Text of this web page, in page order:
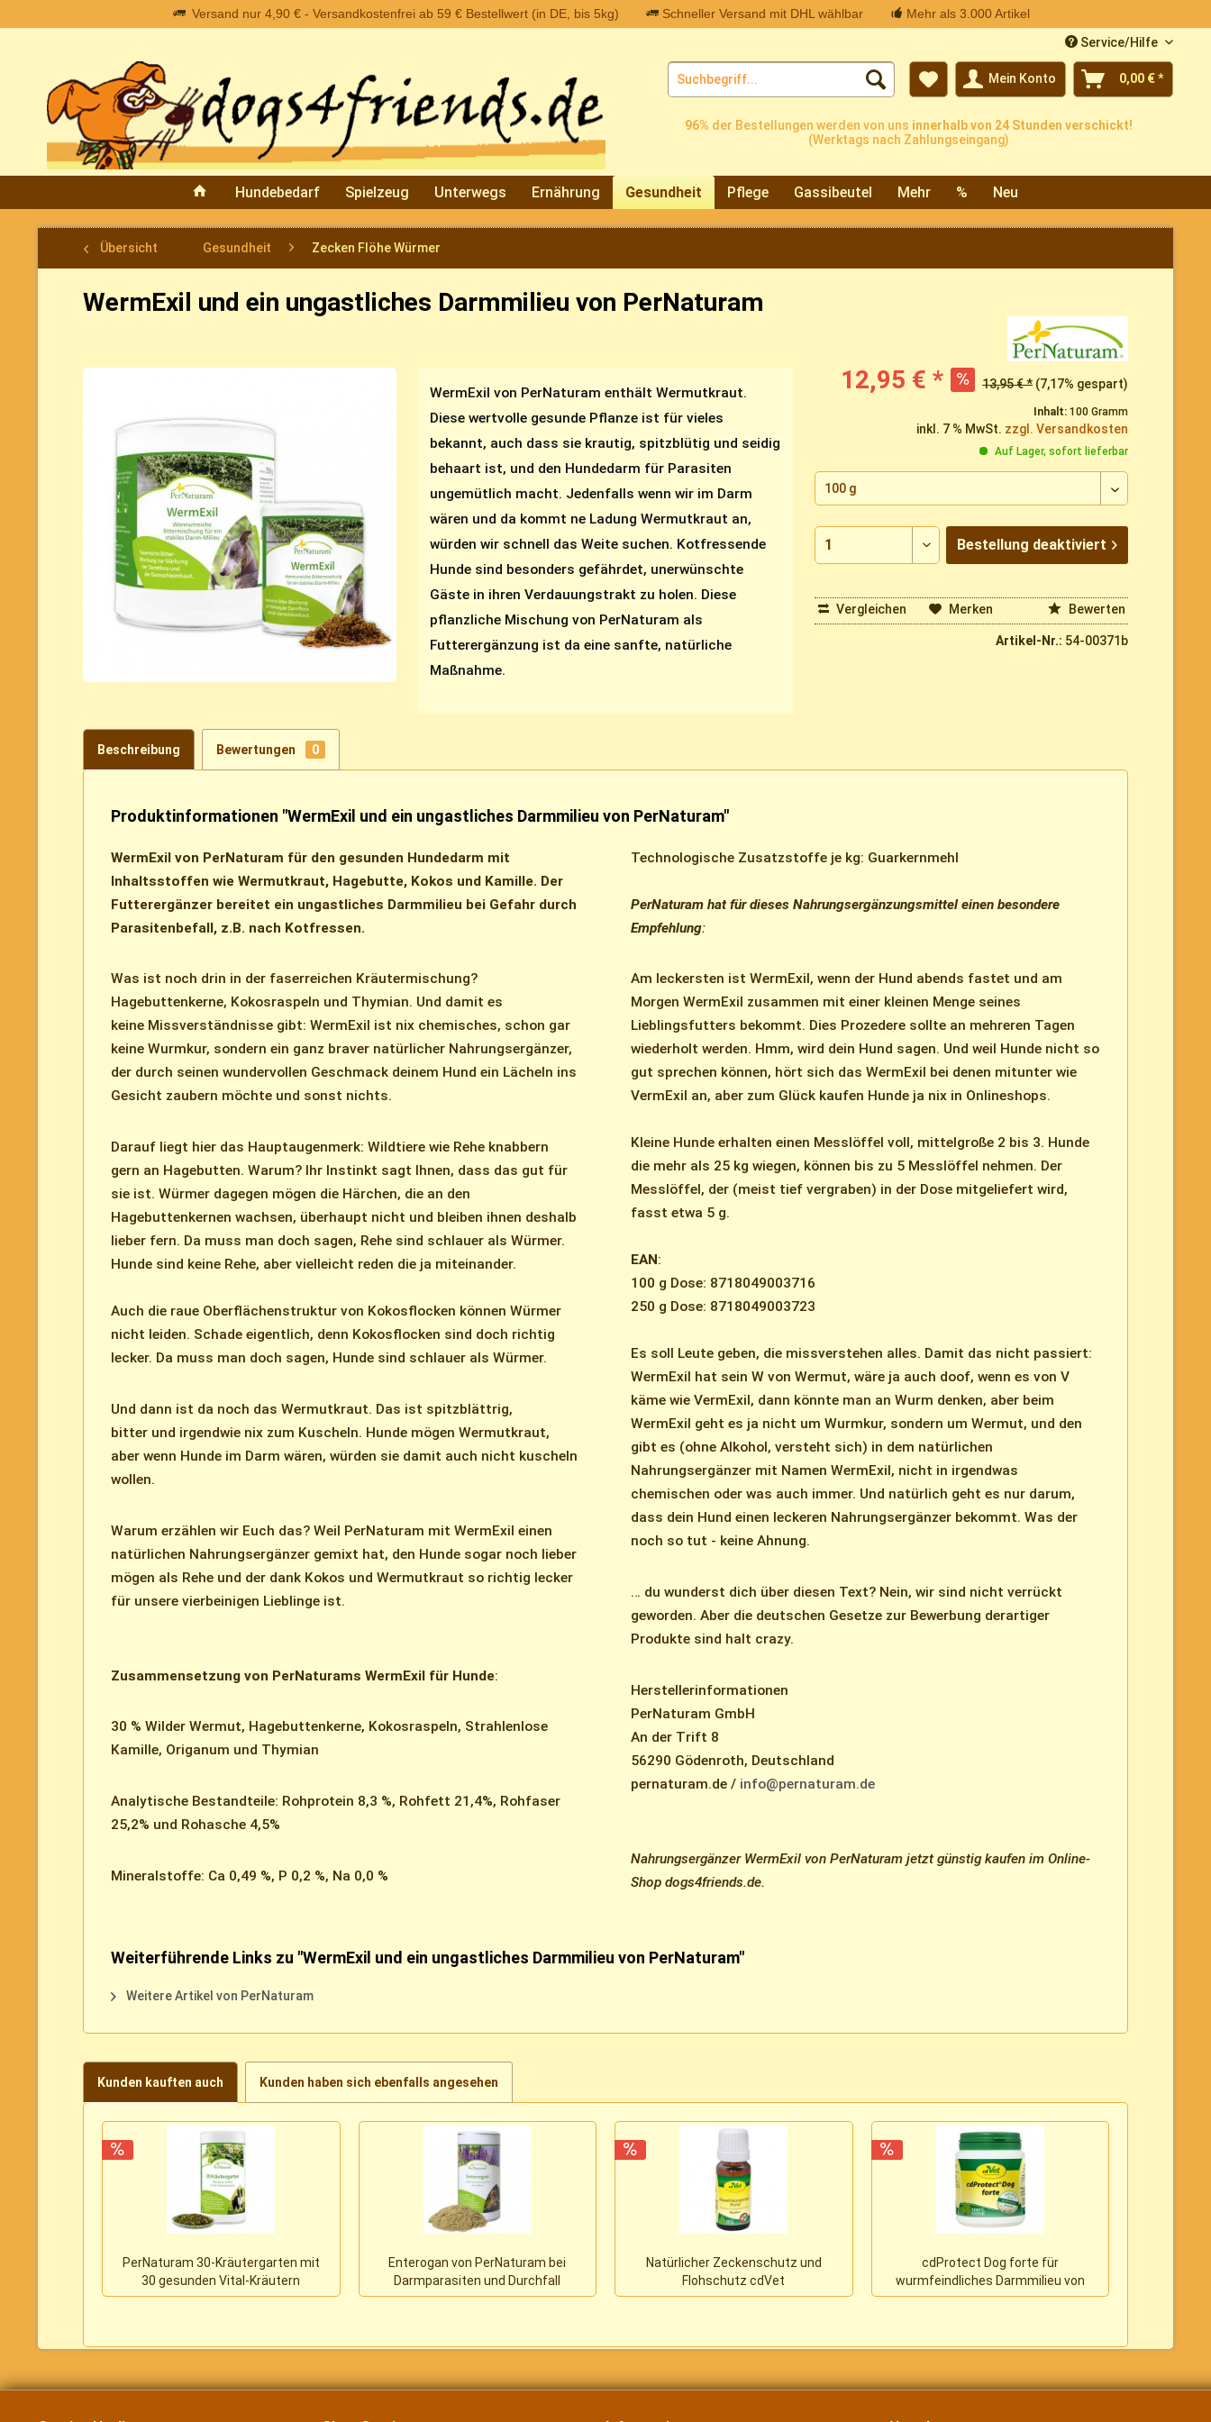
Versand nur 4,90 € - Versandkostenfrei ab 59 € Bestellwert (in DE, bis 5kg) Schneller Versand mit DHL wählbar
Mehr als 3.000 Artikel
Service/Hilfe
Mein Konto 0,00 € *
96% der Bestellungen werden von uns innerhalb von 24 Stunden verschickt!
(Werktags nach Zahlungseingang)
Hundebedarf Spielzeug Unterwegs Ernährung Gesundheit Pflege Gassibeutel Mehr % Neu
Übersicht Gesundheit Zecken Flöhe Würmer
WermExil und ein ungastliches Darmmilieu von PerNaturam
WermExil von PerNaturam enthält Wermutkraut.
Diese wertvolle gesunde Pflanze ist für vieles
bekannt, auch dass sie krautig, spitzblütig und seidig
behaart ist, und den Hundedarm für Parasiten
ungemütlich macht. Jedenfalls wenn wir im Darm
wären und da kommt ne Ladung Wermutkraut an,
würden wir schnell das Weite suchen. Kotfressende
Hunde sind besonders gefährdet, unerwünschte
Gäste in ihren Verdauungstrakt zu holen. Diese
pflanzliche Mischung von PerNaturam als
Futterergänzung ist da eine sanfte, natürliche
Maßnahme.
12,95 € * 13,95 € * (7,17% gespart)
Inhalt: 100 Gramm
inkl. 7 % MwSt. zzgl. Versandkosten
Auf Lager, sofort lieferbar
Bestellung deaktiviert
Vergleichen Merken Bewerten
Artikel-Nr.: 54-00371b
Beschreibung Bewertungen 0
Produktinformationen "WermExil und ein ungastliches Darmmilieu von PerNaturam"
WermExil von PerNaturam für den gesunden Hundedarm mit
Inhaltsstoffen wie Wermutkraut, Hagebutte, Kokos und Kamille. Der
Futterergänzer bereitet ein ungastliches Darmmilieu bei Gefahr durch
Parasitenbefall, z.B. nach Kotfressen.
Was ist noch drin in der faserreichen Kräutermischung?
Hagebuttenkerne, Kokosraspeln und Thymian. Und damit es
keine Missverständnisse gibt: WermExil ist nix chemisches, schon gar
keine Wurmkur, sondern ein ganz braver natürlicher Nahrungsergänzer,
der durch seinen wundervollen Geschmack deinem Hund ein Lächeln ins
Gesicht zaubern möchte und sonst nichts.
Darauf liegt hier das Hauptaugenmerk: Wildtiere wie Rehe knabbern
gern an Hagebutten. Warum? Ihr Instinkt sagt Ihnen, dass das gut für
sie ist. Würmer dagegen mögen die Härchen, die an den
Hagebuttenkernen wachsen, überhaupt nicht und bleiben ihnen deshalb
lieber fern. Da muss man doch sagen, Rehe sind schlauer als Würmer.
Hunde sind keine Rehe, aber vielleicht reden die ja miteinander.
Auch die raue Oberflächenstruktur von Kokosflocken können Würmer
nicht leiden. Schade eigentlich, denn Kokosflocken sind doch richtig
lecker. Da muss man doch sagen, Hunde sind schlauer als Würmer.
Und dann ist da noch das Wermutkraut. Das ist spitzblättrig,
bitter und irgendwie nix zum Kuscheln. Hunde mögen Wermutkraut,
aber wenn Hunde im Darm wären, würden sie damit auch nicht kuscheln
wollen.
Warum erzählen wir Euch das? Weil PerNaturam mit WermExil einen
natürlichen Nahrungsergänzer gemixt hat, den Hunde sogar noch lieber
mögen als Rehe und der dank Kokos und Wermutkraut so richtig lecker
für unsere vierbeinigen Lieblinge ist.
Zusammensetzung von PerNaturams WermExil für Hunde:
30 % Wilder Wermut, Hagebuttenkerne, Kokosraspeln, Strahlenlose
Kamille, Origanum und Thymian
Analytische Bestandteile: Rohprotein 8,3 %, Rohfett 21,4%, Rohfaser
25,2% und Rohasche 4,5%
Mineralstoffe: Ca 0,49 %, P 0,2 %, Na 0,0 %
Technologische Zusatzstoffe je kg: Guarkernmehl
PerNaturam hat für dieses Nahrungsergänzungsmittel einen besondere
Empfehlung:
Am leckersten ist WermExil, wenn der Hund abends fastet und am
Morgen WermExil zusammen mit einer kleinen Menge seines
Lieblingsfutters bekommt. Dies Prozedere sollte an mehreren Tagen
wiederholt werden. Hmm, wird dein Hund sagen. Und weil Hunde nicht so
gut sprechen können, hört sich das WermExil bei denen mitunter wie
VermExil an, aber zum Glück kaufen Hunde ja nix in Onlineshops.
Kleine Hunde erhalten einen Messlöffel voll, mittelgroße 2 bis 3. Hunde
die mehr als 25 kg wiegen, können bis zu 5 Messlöffel nehmen. Der
Messlöffel, der (meist tief vergraben) in der Dose mitgeliefert wird,
fasst etwa 5 g.
EAN :
100 g Dose: 8718049003716
250 g Dose: 8718049003723
Es soll Leute geben, die missverstehen alles. Damit das nicht passiert:
WermExil hat sein W von Wermut, wäre ja auch doof, wenn es von V
käme wie VermExil, dann könnte man an Wurm denken, aber beim
WermExil geht es ja nicht um Wurmkur, sondern um Wermut, und den
gibt es (ohne Alkohol, versteht sich) in dem natürlichen
Nahrungsergänzer mit Namen WermExil, nicht in irgendwas
chemischen oder was auch immer. Und natürlich geht es nur darum,
dass dein Hund einen leckeren Nahrungsergänzer bekommt. Was der
noch so tut - keine Ahnung.
… du wunderst dich über diesen Text? Nein, wir sind nicht verrückt
geworden. Aber die deutschen Gesetze zur Bewerbung derartiger
Produkte sind halt crazy.
Herstellerinformationen
PerNaturam GmbH
An der Trift 8
56290 Gödenroth, Deutschland
pernaturam.de / info@pernaturam.de
Nahrungsergänzer WermExil von PerNaturam jetzt günstig kaufen im Online-
Shop dogs4friends.de.
Weiterführende Links zu "WermExil und ein ungastliches Darmmilieu von PerNaturam"
Weitere Artikel von PerNaturam
Kunden kauften auch Kunden haben sich ebenfalls angesehen
PerNaturam 30-Kräutergarten mit
30 gesunden Vital-Kräutern
Enterogan von PerNaturam bei
Darmparasiten und Durchfall
Natürlicher Zeckenschutz und
Flohschutz cdVet
Abwehrkonzentrat
cdProtect Dog forte für
wurmfeindliches Darmmilieu von
cdVet